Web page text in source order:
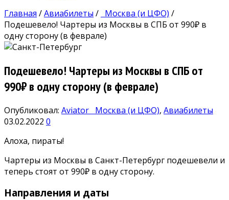
Главная /Авиабилеты / Москва (и ЦФО) /
Подешевело! Чартеры из Москвы в СПБ от 990₽ в
одну сторону (в феврале)
Подешевело! Чартеры из Москвы в СПБ от
990₽ в одну сторону (в феврале)
Опубликовал: Aviator Москва (и ЦФО), Авиабилеты
03.02.2022 0
Алоха, пираты!
Чартеры из Москвы в Санкт-Петербург подешевели и
теперь стоят от 990₽ в одну сторону.
Направления и даты